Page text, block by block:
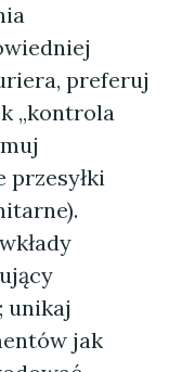
preferuj
„kontrola
przesyłki
unikaj
jak